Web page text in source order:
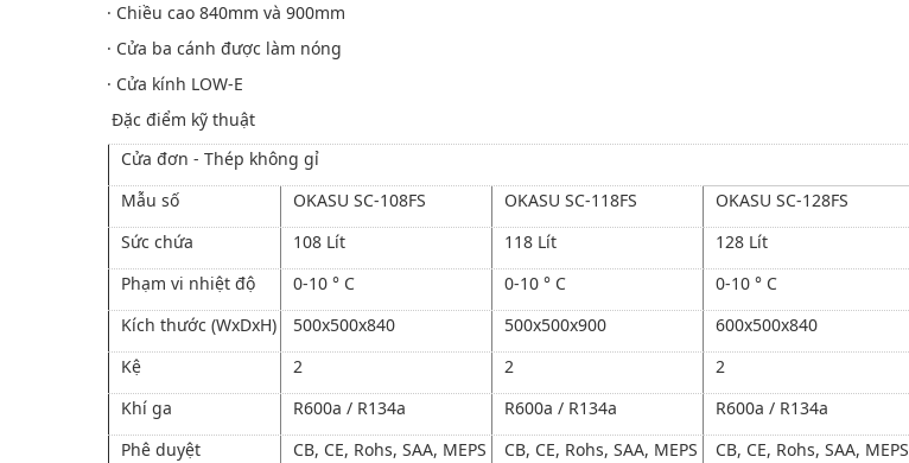
· Chiều cao 840mm và 900mm
· Cửa ba cánh được làm nóng
· Cửa kính LOW-E
Đặc điểm kỹ thuật
Cửa đơn - Thép không gỉ
Mẫu số
OKASU SC-108FS OKASU SC-118FS OKASU SC-128FS
Sức chứa
108 Lít 118 Lít 128 Lít
Phạm vi nhiệt độ
0-10 ° C 0-10 ° C 0-10 ° C
Kích thước (WxDxH)
500x500x840 500x500x900 600x500x840
Kệ
2 2 2
Khí ga
R600a / R134a R600a / R134a R600a / R134a
Phê duyệt
CB, CE, Rohs, SAA, MEPS CB, CE, Rohs, SAA, MEPS CB, CE, Rohs, SAA, MEPS